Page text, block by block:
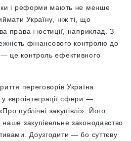
і реформи мають не менше
Україну, ніж ті, що
права і юстиції, наприклад. З
фінансового контролю до
це контроль ефективного
переговорів Україна
євроінтеграції сфери —
публічні закупівлі». Його
закупівельне законодавство
Доузгодити — бо суттєву